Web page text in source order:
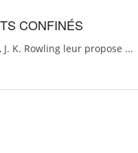
CONFINÉS
K. Rowling leur propose ...